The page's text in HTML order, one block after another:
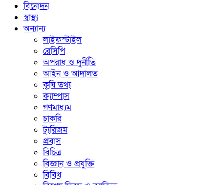
বিনোদন
স্বাস্থ্য
অন্যান্য
লাইফস্টাইল
রেসিপি
অপরাধ ও দুর্নীতি
আইন ও আদালত
কৃষি তথ্য
ক্যাম্পাস
গণমাধ্যম
চাকরি
ট্যুরিজম
প্রবাস
বিচিত্র
বিজ্ঞান ও প্রযুক্তি
বিবিধ